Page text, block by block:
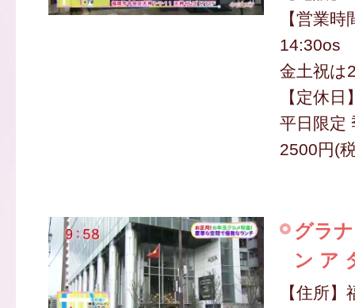
【営業
14:30os
金土祝は
【定休
平日限定
2500円(
グラ
ン ア
【住所